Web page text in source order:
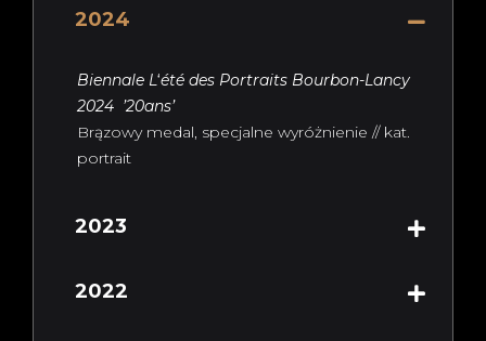
2024
Biennale L‘été des Portraits Bourbon-Lancy
2024 ’20ans’
Brązowy medal, specjalne wyróżnienie // kat.
portrait
2023
2022